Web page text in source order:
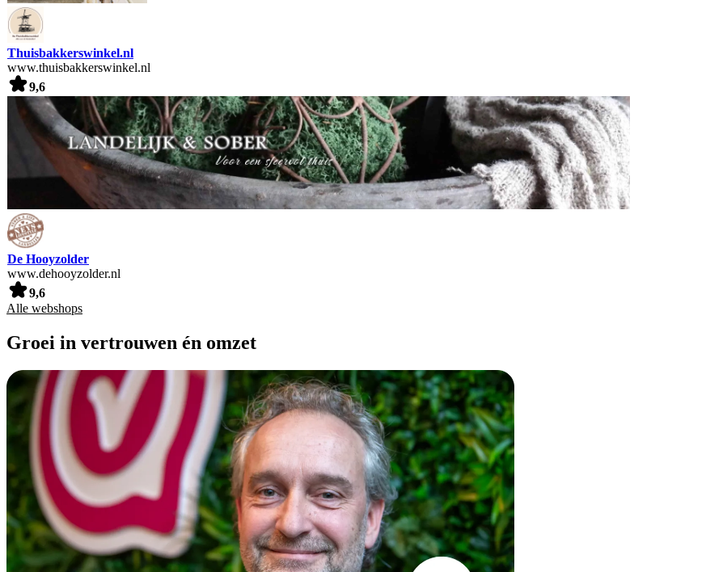
Thuisbakkerswinkel.nl
www.thuisbakkerswinkel.nl
9,6
De Hooyzolder
www.dehooyzolder.nl
9,6
Alle webshops
Groei in vertrouwen én omzet